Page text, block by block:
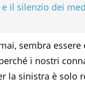
il silenzio dei
sembra
i nostri
la sinistra è solo